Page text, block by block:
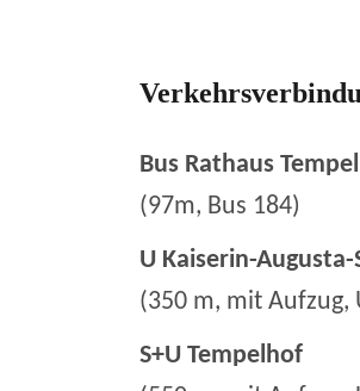
Bus Rathaus
(97m, Bus 184)
U Kaiserin-Augusta-
(350 m, mit Aufzug,
S+U Tempelhof